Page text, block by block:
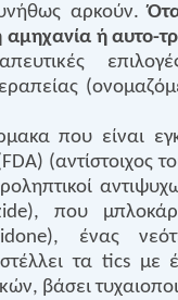
αρκούν.
ή αυτο-
που είναι
FDA) (αντίστοιχος
), που
), ένας
τα ticsμε
βάσει